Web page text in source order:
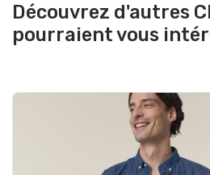
Découvrez d'autres
pourraient vous